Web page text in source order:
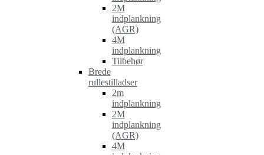
2M
indplankning
(AGR)
4M
indplankning
Tilbehør
Brede
rullestilladser
2m
indplankning
2M
indplankning
(AGR)
4M